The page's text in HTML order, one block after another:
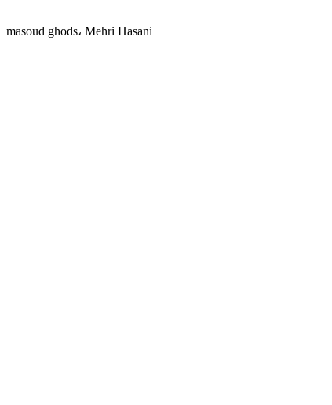
masoud ghods، Mehri Hasani